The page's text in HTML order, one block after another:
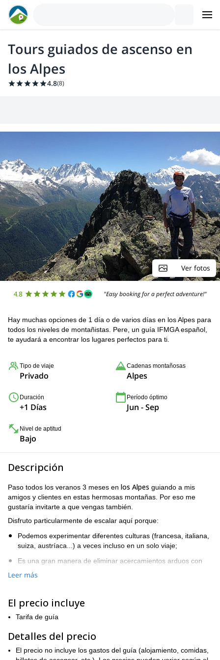
Tours guiados de ascenso en
los Alpes
4.8(8)
Ver fotos
4.8 "Easy booking for a perfect adventure!"
Hay muchas opciones de 1 día o de varios días en los Alpes para
todos los niveles de montañistas. Pere, un guía IFMGA español,
te ayudará a encontrar los lugares perfectos para ti.
Tipo de viaje
Privado
Cadenas montañosas
Alpes
Duración
+1 Días
Período óptimo
Jun - Sep
Nivel de aptitud
Bajo
Descripción
Paso todos los veranos 3 meses en los Alpes guiando a mis
amigos y clientes en estas hermosas montañas. Por eso me
gustaría invitarte a que vengas también.
Disfruto particularmente de escalar aquí porque:
Podemos experimentar diferentes culturas (francesa, italiana,
suiza, austríaca...) a veces incluso en un solo viaje;
Es una gran manera de eliminar acercamientos arduos con
mochilas pesadas gracias a un fácil acceso a las paredes;
Las vistas de las diferentes cadenas montañosas (Macizo del
Mont Blanc, Monte Rosa, Cervino, Saas Fee...) ofrecen un
montañistas que han escalado estos picos míticos;
Leer más
El precio incluye
Tarifa de guía
Detalles del precio
El precio no incluye los gastos del guía (alojamiento, comidas,